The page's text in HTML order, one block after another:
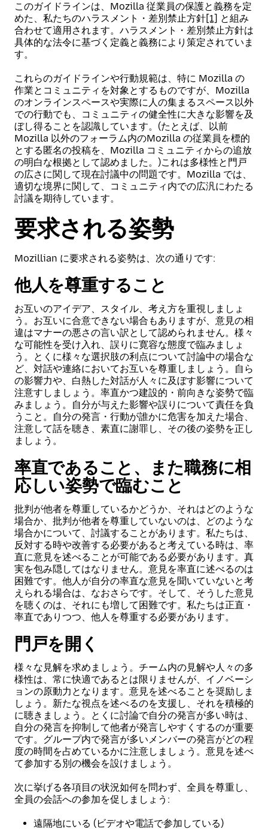
このガイドラインは、Mozilla 従業員の保護と義務を定
めた、私たちのハラスメント・差別禁止方針[1] と組み
合わせて適用されます。ハラスメント・差別禁止方針は
具体的な法令に基づく定義と義務により策定されていま
す。
これらのガイドラインや行動規範は、特に Mozilla の
作業とコミュニティを対象とするものですが、Mozilla
のオンラインスペースや実際に人の集まるスペース以外
での行動でも、コミュニティの健全性に大きな影響を及
ぼし得ることを認識しています。(たとえば、以前
Mozilla 以外のフォーラム内のMozilla の従業員を標的
とする匿名の投稿を、Mozilla コミュニティからの追放
の明白な根拠として認めました。)これは多様性と門戸
の広さに関して現在討議中の問題です。Mozilla では、
適切な境界に関して、コミュニティ内での広汎にわたる
討議を期待しています。
要求される姿勢
Mozillian に要求される姿勢は、次の通りです:
他人を尊重すること
お互いのアイデア、スタイル、考え方を重視しましょ
う。お互いに合意できない場合もありますが、意見の相
違はマナーの悪さの言い訳として認められません。様々
な可能性を受け入れ、誤りに寛容な態度で臨みましょ
う。とくに様々な選択肢の利点について討論中の場合な
ど、対話や連絡においてお互いを尊重しましょう。自ら
の影響力や、白熱した対話が人々に及ぼす影響について
注意すしましょう。率直かつ建設的・前向きな姿勢で臨
みましょう。自分が与えた影響や誤りについて責任を負
うこと。自分の発言・行動が誰かに危害を加えた場合、
注意して話を聴き、素直に謝罪し、その後の姿勢を正し
ましょう。
率直であること、また職務に相
応しい姿勢で臨むこと
批判が他者を尊重しているかどうか、それはどのような
場合か、批判が他者を尊重していないのは、どのような
場合かについて、討議することがあります。私たちは、
反対する時や改善する必要があると考えている時は、率
直に意見を述べることが可能である必要があります。真
実を包み隠してはなりません。意見を率直に述べるのは
困難です。他人が自分の率直な意見を聞いていないと考
えられる場合は、なおさらです。そして、そうした意見
を聴くのは、それにも増して困難です。私たちは正直・
率直でありつつ、他人を尊重する必要があります。
門戸を開く
様々な見解を求めましょう。チーム内の見解や人々の多
様性は、常に快適であるとは限りませんが、イノベーシ
ョンの原動力となります。意見を述べることを奨励しま
しょう。新たな視点を述べるのを支援し、それを積極的
に聴きましょう。とくに討論で自分の発言が多い時は、
自分の発言を抑制して他者が発言しやすくするのが重要
です。グループ内で発言が多いメンバーの発言がどの程
度の時間を占めているかに注意しましょう。意見を述べ
て参加する別の機会を設けましょう。
次に挙げる各項目の状況如何を問わず、全員を尊重し、
全員の会話への参加を促しましょう:
遠隔地にいる (ビデオや電話で参加している)